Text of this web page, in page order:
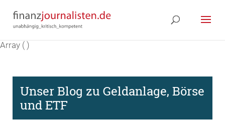
Array ( )
Unser Blog zu Geldanlage, Börse
und ETF